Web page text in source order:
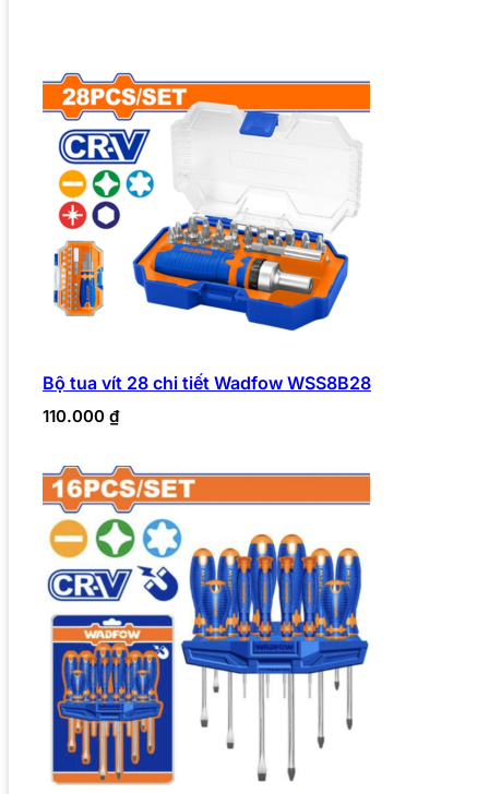
Bộ tua vít 28 chi tiết Wadfow WSS8B28
110.000 ₫